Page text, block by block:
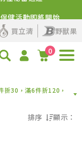
健活動即將開始
買立清
野獸果
0
折30，滿6件折120，
排序 顯示：